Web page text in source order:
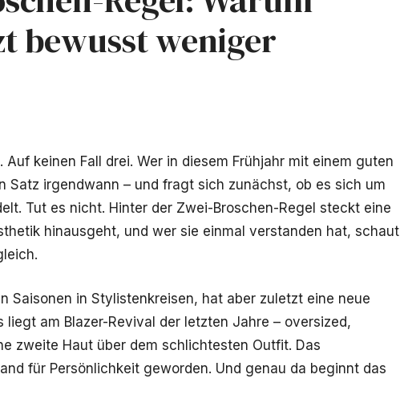
bewusst weniger
Auf keinen Fall drei. Wer in diesem Frühjahr mit einem guten
Satz irgendwann – und fragt sich zunächst, ob es sich um
Tut es nicht. Hinter der Zwei-Broschen-Regel steckt eine
hinausgeht, und wer sie einmal verstanden hat, schaut
Saisonen in Stylistenkreisen, hat aber zuletzt eine neue
liegt am Blazer-Revival der letzten Jahre – oversized,
zweite Haut über dem schlichtesten Outfit. Das
für Persönlichkeit geworden. Und genau da beginnt das